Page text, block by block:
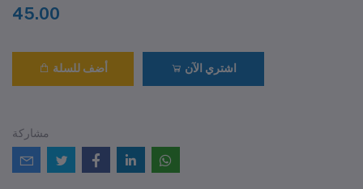
45.00
أضف للسلة اشتري الآن
مشاركة